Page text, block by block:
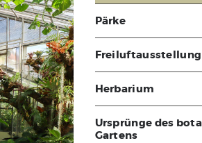
Pärke
Freiluftausstellung
Herbarium
Ursprünge des
Gartens